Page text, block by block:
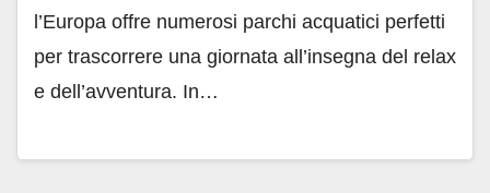
l’Europa offre numerosi parchi acquatici perfetti
per trascorrere una giornata all’insegna del relax
e dell’avventura. In…